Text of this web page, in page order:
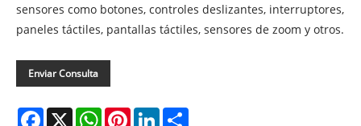
sensores como botones, controles deslizantes, interruptores,
paneles táctiles, pantallas táctiles, sensores de zoom y otros.
Enviar Consulta
Facebook
X WhatsAppPinterestLinkedIn